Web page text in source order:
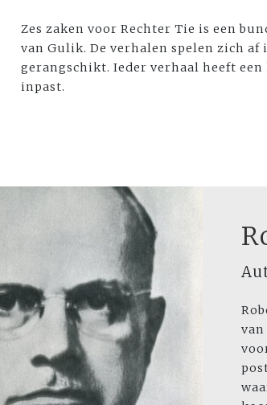
Zes zaken voor Rechter Tie is een
van Gulik. De verhalen spelen zich
gerangschikt. Ieder verhaal heeft
inpast.